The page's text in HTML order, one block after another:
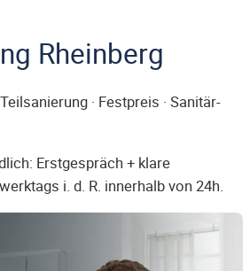
Rheinberg
· Festpreis · Sanitär-
Erstgespräch + klare
i. d. R. innerhalb von 24h.